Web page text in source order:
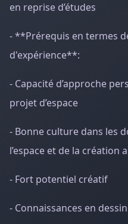
en reprise d’études
- **Prérequis en termes
d'expérience**:
- Capacité d’approche
projet d’espace
- Bonne culture dans les
l’espace et de la création
- Fort potentiel créatif
- Connaissances en